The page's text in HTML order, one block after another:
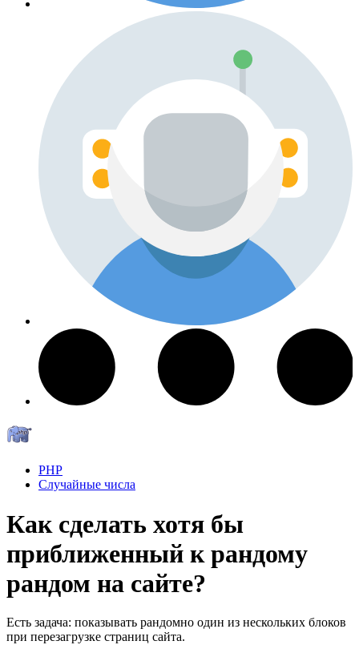
PHP
Случайные числа
Как сделать хотя бы
приближенный к рандому
рандом на сайте?
Есть задача: показывать рандомно один из нескольких блоков
при перезагрузке страниц сайта.